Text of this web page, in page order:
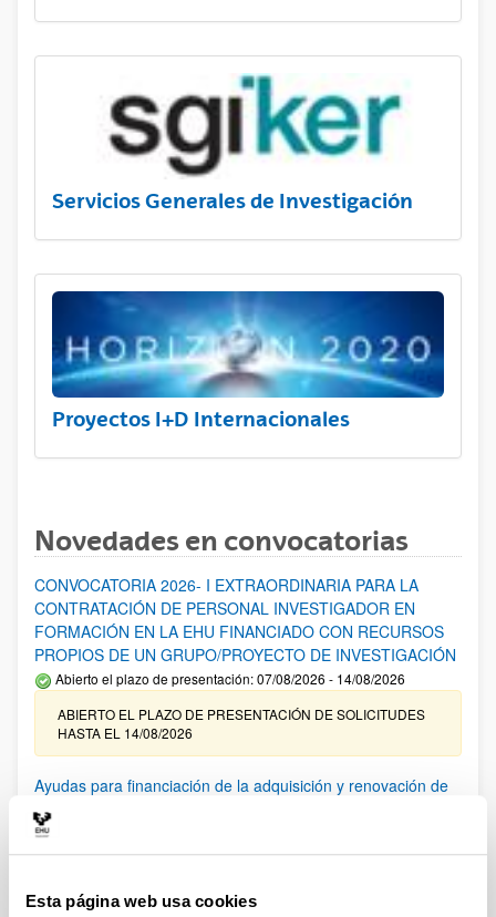
Esta página web usa cookies
Servicios Generales de Investigación
Proyectos I+D Internacionales
Novedades en convocatorias
CONVOCATORIA 2026- I EXTRAORDINARIA PARA LA
CONTRATACIÓN DE PERSONAL INVESTIGADOR EN
FORMACIÓN EN LA EHU FINANCIADO CON RECURSOS
PROPIOS DE UN GRUPO/PROYECTO DE INVESTIGACIÓN
Abierto el plazo de presentación: 07/08/2026 - 14/08/2026
ABIERTO EL PLAZO DE PRESENTACIÓN DE SOLICITUDES
HASTA EL 14/08/2026
Ayudas para financiación de la adquisición y renovación de
infraestructura científica y fondos bibliográficos en la
UPV/EHU 2026
Trámite abierto
25/03/2026: Corrección de errores del listado provisional de
solicitudes admitidas y excluidas. 23/03/2026: Relación